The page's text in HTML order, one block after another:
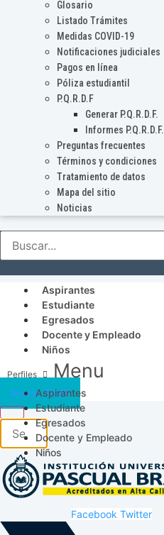
Glosario
Listado Trámites
Medidas COVID-19
Notificaciones judiciales
Pagos en línea
Póliza estudiantil
P.Q.R.D.F
Generar P.Q.R.D.F.
Informes P.Q.R.D.F.
Preguntas frecuentes
Términos y condiciones
Tratamiento de datos
Mapa del sitio
Noticias
Aspirantes
Estudiante
Egresados
Docente y Empleado
Niños
Menu
Aspirantes
Estudiante
Egresados
Docente y Empleado
Niños
Acceso SICAU
Facebook Twitter